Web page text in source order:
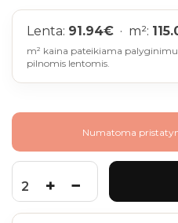
Lenta: 91.94€ · m²:
m² kaina pateikiama
pilnomis lentomis.
Numatoma
produkto kiekis: Fiberdeck WEO 120-60